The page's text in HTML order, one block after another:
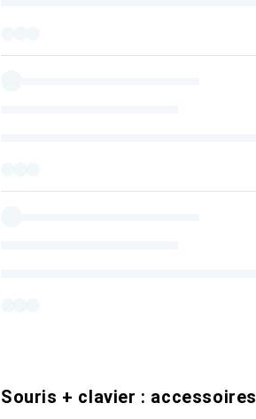
Souris + clavier : accessoires